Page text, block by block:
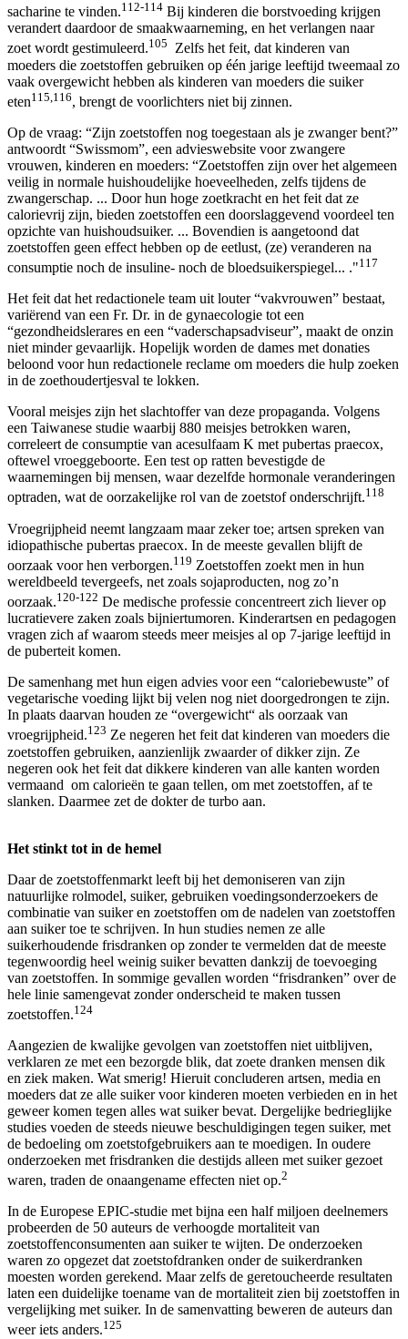
sacharine te vinden.112-114 Bij kinderen die borstvoeding krijgen
verandert daardoor de smaakwaarneming, en het verlangen naar
zoet wordt gestimuleerd.105 Zelfs het feit, dat kinderen van
moeders die zoetstoffen gebruiken op één jarige leeftijd tweemaal zo
vaak overgewicht hebben als kinderen van moeders die suiker
eten115,116, brengt de voorlichters niet bij zinnen.
Op de vraag: “Zijn zoetstoffen nog toegestaan als je zwanger bent?”
antwoordt “Swissmom”, een advieswebsite voor zwangere
vrouwen, kinderen en moeders: “Zoetstoffen zijn over het algemeen
veilig in normale huishoudelijke hoeveelheden, zelfs tijdens de
zwangerschap. ... Door hun hoge zoetkracht en het feit dat ze
calorievrij zijn, bieden zoetstoffen een doorslaggevend voordeel ten
opzichte van huishoudsuiker. ... Bovendien is aangetoond dat
zoetstoffen geen effect hebben op de eetlust, (ze) veranderen na
consumptie noch de insuline- noch de bloedsuikerspiegel... ."117
Het feit dat het redactionele team uit louter “vakvrouwen” bestaat,
variërend van een Fr. Dr. in de gynaecologie tot een
“gezondheidslerares en een “vaderschapsadviseur”, maakt de onzin
niet minder gevaarlijk. Hopelijk worden de dames met donaties
beloond voor hun redactionele reclame om moeders die hulp zoeken
in de zoethoudertjesval te lokken.
Vooral meisjes zijn het slachtoffer van deze propaganda. Volgens
een Taiwanese studie waarbij 880 meisjes betrokken waren,
correleert de consumptie van acesulfaam K met pubertas praecox,
oftewel vroeggeboorte. Een test op ratten bevestigde de
waarnemingen bij mensen, waar dezelfde hormonale veranderingen
optraden, wat de oorzakelijke rol van de zoetstof onderschrijft.118
Vroegrijpheid neemt langzaam maar zeker toe; artsen spreken van
idiopathische pubertas praecox. In de meeste gevallen blijft de
oorzaak voor hen verborgen.119 Zoetstoffen zoekt men in hun
wereldbeeld tevergeefs, net zoals sojaproducten, nog zo’n
oorzaak.120-122 De medische professie concentreert zich liever op
lucratievere zaken zoals bijniertumoren. Kinderartsen en pedagogen
vragen zich af waarom steeds meer meisjes al op 7-jarige leeftijd in
de puberteit komen.
De samenhang met hun eigen advies voor een “caloriebewuste” of
vegetarische voeding lijkt bij velen nog niet doorgedrongen te zijn.
In plaats daarvan houden ze “overgewicht“ als oorzaak van
vroegrijpheid.123 Ze negeren het feit dat kinderen van moeders die
zoetstoffen gebruiken, aanzienlijk zwaarder of dikker zijn. Ze
negeren ook het feit dat dikkere kinderen van alle kanten worden
vermaand om calorieën te gaan tellen, om met zoetstoffen, af te
slanken. Daarmee zet de dokter de turbo aan.
Het stinkt tot in de hemel
Daar de zoetstoffenmarkt leeft bij het demoniseren van zijn
natuurlijke rolmodel, suiker, gebruiken voedingsonderzoekers de
combinatie van suiker en zoetstoffen om de nadelen van zoetstoffen
aan suiker toe te schrijven. In hun studies nemen ze alle
suikerhoudende frisdranken op zonder te vermelden dat de meeste
tegenwoordig heel weinig suiker bevatten dankzij de toevoeging
van zoetstoffen. In sommige gevallen worden “frisdranken” over de
hele linie samengevat zonder onderscheid te maken tussen
zoetstoffen.124
Aangezien de kwalijke gevolgen van zoetstoffen niet uitblijven,
verklaren ze met een bezorgde blik, dat zoete dranken mensen dik
en ziek maken. Wat smerig! Hieruit concluderen artsen, media en
moeders dat ze alle suiker voor kinderen moeten verbieden en in het
geweer komen tegen alles wat suiker bevat. Dergelijke bedrieglijke
studies voeden de steeds nieuwe beschuldigingen tegen suiker, met
de bedoeling om zoetstofgebruikers aan te moedigen. In oudere
onderzoeken met frisdranken die destijds alleen met suiker gezoet
waren, traden de onaangename effecten niet op.2
In de Europese EPIC-studie met bijna een half miljoen deelnemers
probeerden de 50 auteurs de verhoogde mortaliteit van
zoetstoffenconsumenten aan suiker te wijten. De onderzoeken
waren zo opgezet dat zoetstofdranken onder de suikerdranken
moesten worden gerekend. Maar zelfs de geretoucheerde resultaten
laten een duidelijke toename van de mortaliteit zien bij zoetstoffen in
vergelijking met suiker. In de samenvatting beweren de auteurs dan
weer iets anders.125